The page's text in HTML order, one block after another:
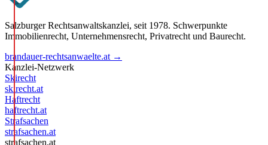
Salzburger Rechtsanwaltskanzlei, seit 1978. Schwerpunkte
Immobilienrecht, Unternehmensrecht, Privatrecht und Baurecht.
brandauer-rechtsanwaelte.at →
Kanzlei-Netzwerk
Skirecht
skirecht.at
Haftrecht
haftrecht.at
Strafsachen
strafsachen.at
strafsachen.at